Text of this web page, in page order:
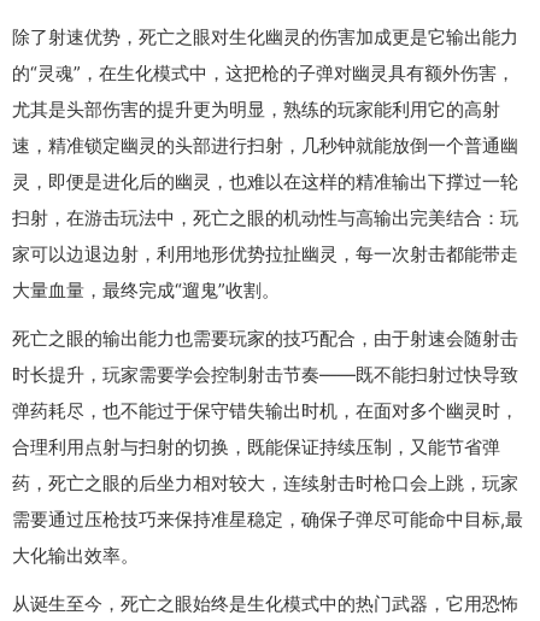
除了射速优势，死亡之眼对生化幽灵的伤害加成更是它输出能力
的“灵魂”，在生化模式中，这把枪的子弹对幽灵具有额外伤害，
尤其是头部伤害的提升更为明显，熟练的玩家能利用它的高射
速，精准锁定幽灵的头部进行扫射，几秒钟就能放倒一个普通幽
灵，即便是进化后的幽灵，也难以在这样的精准输出下撑过一轮
扫射，在游击玩法中，死亡之眼的机动性与高输出完美结合：玩
家可以边退边射，利用地形优势拉扯幽灵，每一次射击都能带走
大量血量，最终完成“遛鬼”收割。
死亡之眼的输出能力也需要玩家的技巧配合，由于射速会随射击
时长提升，玩家需要学会控制射击节奏——既不能扫射过快导致
弹药耗尽，也不能过于保守错失输出时机，在面对多个幽灵时，
合理利用点射与扫射的切换，既能保证持续压制，又能节省弹
药，死亡之眼的后坐力相对较大，连续射击时枪口会上跳，玩家
需要通过压枪技巧来保持准星稳定，确保子弹尽可能命中目标,最
大化输出效率。
从诞生至今，死亡之眼始终是生化模式中的热门武器，它用恐怖